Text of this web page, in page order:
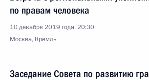
по правам человека
10 декабря 2019 года, 20:30
Москва, Кремль
Заседание Совета по развитию